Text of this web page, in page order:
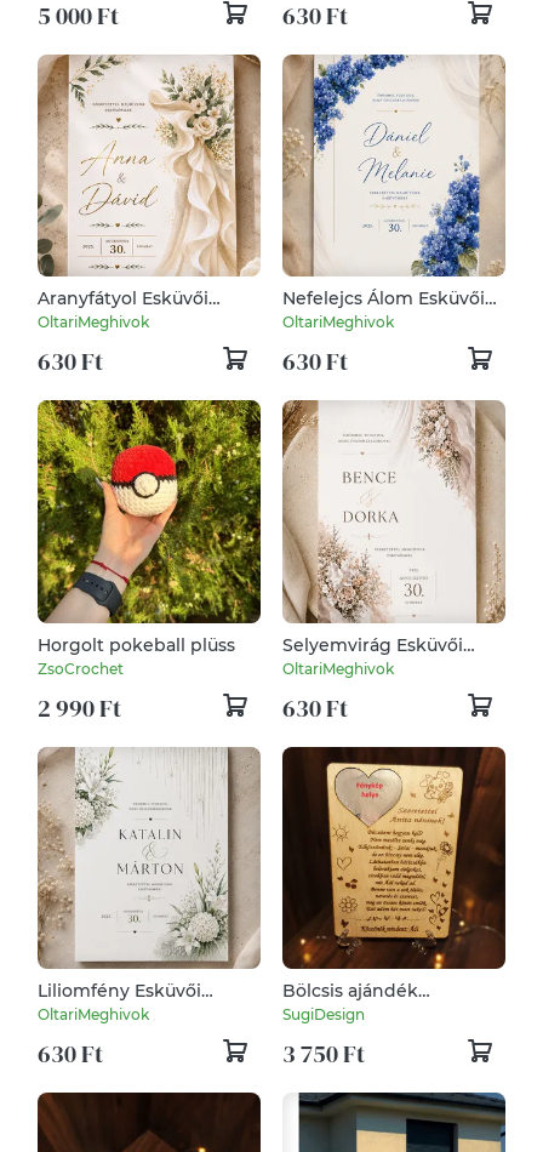
5 000 Ft 630 Ft
Aranyfátyol Esküvői
Meghívó
OltariMeghivok
630 Ft
Nefelejcs Álom Esküvői
Meghívó
OltariMeghivok
630 Ft
Horgolt pokeball plüss
ZsoCrochet
2 990 Ft
Selyemvirág Esküvői
Meghívó
OltariMeghivok
630 Ft
Liliomfény Esküvői
Meghívó
OltariMeghivok
630 Ft
Bölcsis ajándék
ballagásra, dadusnak,
gondozónak
SugiDesign
3 750 Ft